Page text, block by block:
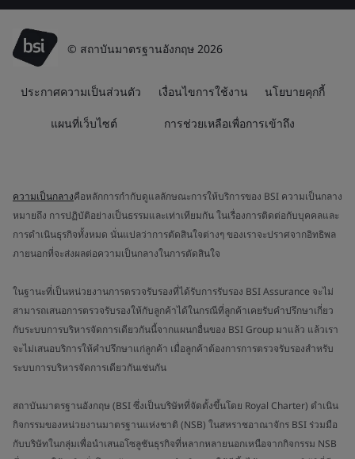
© สถาบันมาตรฐานอังกฤษ 2026
ประกาศความเป็นส่วนตัว เงื่อนไขการใช้งาน นโยบายคุกกี้
แผนที่เว็บไซต์ การช่วยเหลือเพื่อการเข้าถึง
ความเป็นกลางคือหลักการกำกับดูแลลักษณะการให้บริการของ BSI ความเป็นกลาง
หมายถึง การปฏิบัติอย่างเป็นธรรมและเท่าเทียมกัน ในเรื่องการติดต่อกับบุคคลและ
การดำเนินธุรกิจทั้งหมด นั่นแปลว่าการตัดสินใจต่างๆ ของเราจะปราศจากอิทธิพล
ภายนอกที่จะส่งผลต่อความเป็นกลางในการตัดสินใจ
ในฐานะที่เป็นหน่วยงานการตรวจรับรองที่ได้รับการรับรอง BSI Assurance จะไม่
สามารถเสนอการตรวจรับรองให้กับลูกค้าได้ในกรณีที่ลูกค้าเคยรับคำปรึกษาเกี่ยว
กับระบบการบริหารจัดการเดียวกันนี้จากแผนกอื่นของ BSI Group มาแล้ว แล้วเรา
จะไม่เสนอบริการให้คำปรึกษาแก่ลูกค้า เมื่อลูกค้าต้องการการตรวจรับรองสำหรับ
ระบบการบริหารจัดการเดียวกันเช่นกัน
สถาบันมาตรฐานอังกฤษ (BSI ซึ่งเป็นบริษัทที่จัดตั้งขึ้นโดย Royal Charter) ดำเนิน
กิจกรรมของหน่วยงานมาตรฐานแห่งชาติ (NSB) ในสหราชอาณาจักร BSI ร่วมมือ
กับบริษัทในกลุ่มเพื่อนำเสนอโซลูชันธุรกิจที่หลากหลายนอกเหนือจากกิจกรรม NSB